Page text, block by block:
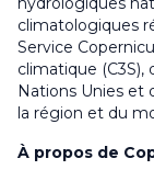
climatologiques
Service
climatique
Nations Unies et
la région et du
À propos de